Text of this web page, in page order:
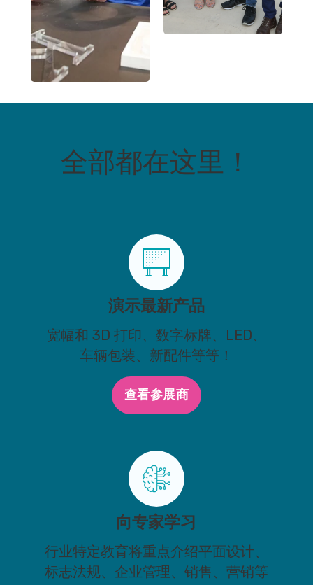
全部都在这里！
演示最新产品
宽幅和 3D 打印、数字标牌、LED、
车辆包装、新配件等等！
查看参展商
向专家学习
行业特定教育将重点介绍平面设计、
标志法规、企业管理、销售、营销等